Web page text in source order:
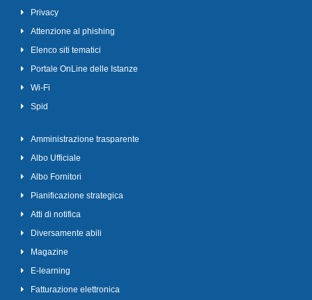
Privacy
Attenzione al phishing
Elenco siti tematici
Portale OnLine delle Istanze
Wi-Fi
Spid
Amministrazione trasparente
Albo Ufficiale
Albo Fornitori
Pianificazione strategica
Atti di notifica
Diversamente abili
Magazine
E-learning
Fatturazione elettronica